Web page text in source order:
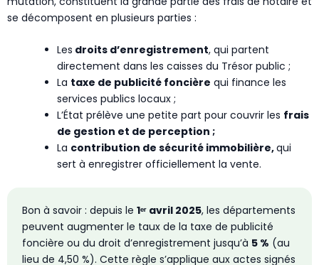
se décomposent en plusieurs parties :
Les droits d’enregistrement, qui partent
directement dans les caisses du Trésor public ;
La taxe de publicité foncière qui finance les
services publics locaux ;
L’État prélève une petite part pour couvrir les frais
de gestion et de perception ;
La contribution de sécurité immobilière,qui
sert à enregistrer officiellement la vente.
Bon à savoir : depuis le 1ᵉʳ avril 2025, les départements
peuvent augmenter le taux de la taxe de publicité
foncière ou du droit d’enregistrement jusqu’à 5 % (au
lieu de 4,50 %). Cette règle s’applique aux actes signés